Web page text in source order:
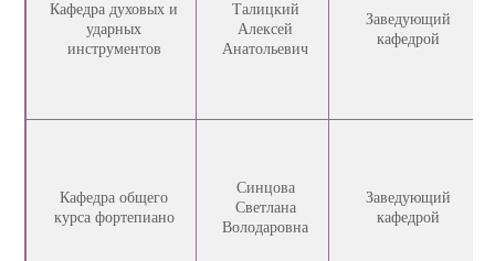
Кафедра духовых и
ударных
инструментов
Талицкий
Алексей
Анатольевич
Заведующий
кафедрой
Кафедра общего
курса фортепиано
Синцова
Светлана
Володаровна
Заведующий
кафедрой